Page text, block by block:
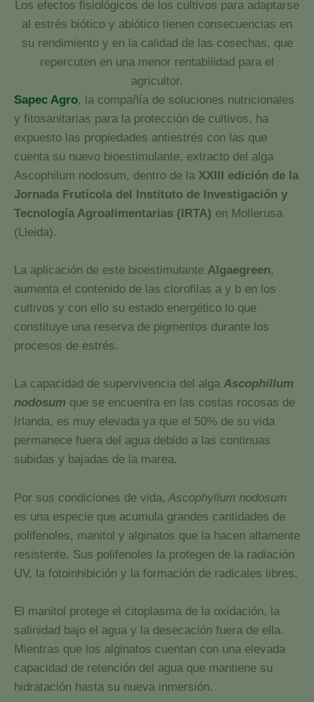
Los efectos fisiológicos de los cultivos para adaptarse
al estrés biótico y abiótico tienen consecuencias en
su rendimiento y en la calidad de las cosechas, que
repercuten en una menor rentabilidad para el
agricultor.
Sapec Agro, la compañía de soluciones nutricionales
y fitosanitarias para la protección de cultivos, ha
expuesto las propiedades antiestrés con las que
cuenta su nuevo bioestimulante, extracto del alga
Ascophilum nodosum, dentro de la XXIII edición de la
Jornada Frutícola del Instituto de Investigación y
Tecnología Agroalimentarias (IRTA) en Mollerusa
(Lleida).
La aplicación de este bioestimulante Algaegreen,
aumenta el contenido de las clorofilas a y b en los
cultivos y con ello su estado energético lo que
constituye una reserva de pigmentos durante los
procesos de estrés.
La capacidad de supervivencia del alga Ascophillum
nodosum que se encuentra en las costas rocosas de
Irlanda, es muy elevada ya que el 50% de su vida
permanece fuera del agua debido a las continuas
subidas y bajadas de la marea.
Por sus condiciones de vida, Ascophyllum nodosum
es una especie que acumula grandes cantidades de
polifenoles, manitol y alginatos que la hacen altamente
resistente. Sus polifenoles la protegen de la radiación
UV, la fotoinhibición y la formación de radicales libres.
El manitol protege el citoplasma de la oxidación, la
salinidad bajo el agua y la desecación fuera de ella.
Mientras que los alginatos cuentan con una elevada
capacidad de retención del agua que mantiene su
hidratación hasta su nueva inmersión.